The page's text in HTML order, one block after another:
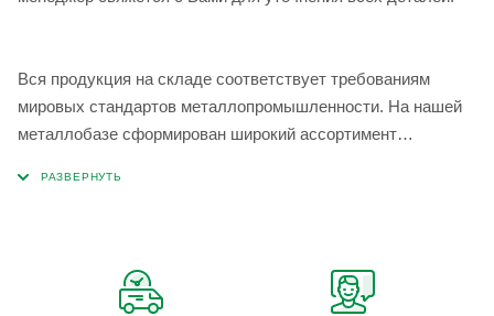
Вся продукция на складе соответствует требованиям
мировых стандартов металлопромышленности. На нашей
металлобазе сформирован широкий ассортимент